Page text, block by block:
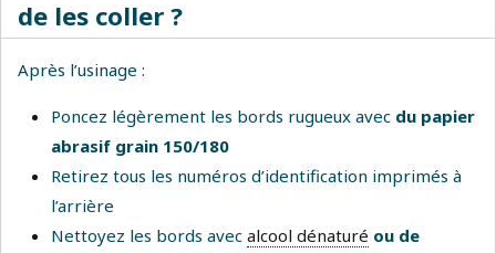
de les coller ?
Après l’usinage :
Poncez légèrement les bords rugueux avec du papier
abrasif grain 150/180
Retirez tous les numéros d’identification imprimés à
l’arrière
Nettoyez les bords avec alcool dénaturé ou de